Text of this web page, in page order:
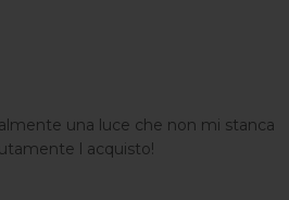
una luce che non mi stanca
l acquisto!